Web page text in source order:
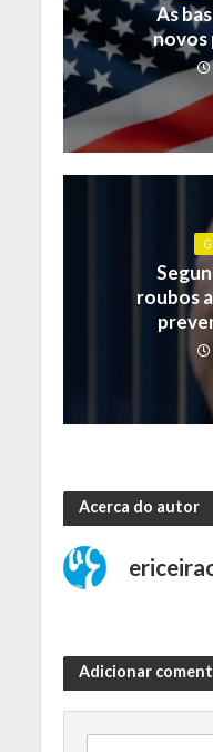
As
novos
roubos
Acerca do autor
Adicionar